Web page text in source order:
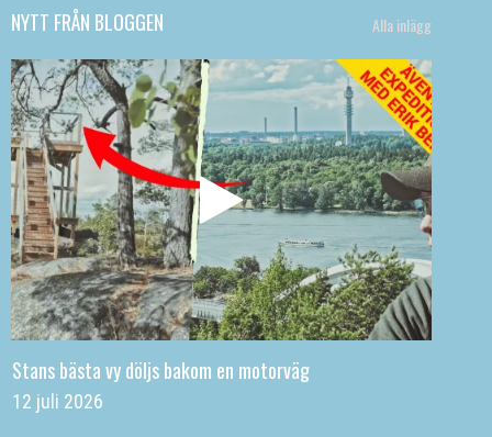
NYTT FRÅN BLOGGEN Alla inlägg
Stans bästa vy döljs bakom en motorväg
12 juli 2026